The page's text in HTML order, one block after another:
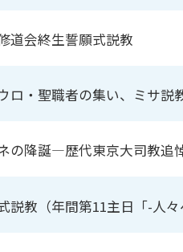
道会終生誓願式説教
ロ・聖職者の集い、ミサ説
の降誕―歴代東京大司教追
説教（年間第11主日「-人々